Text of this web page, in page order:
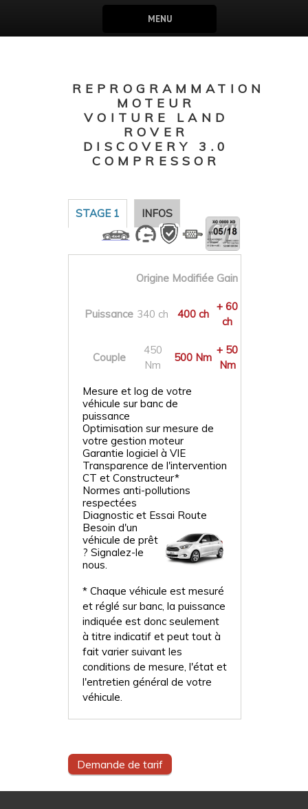
MENU
REPROGRAMMATION
MOTEUR
VOITURE LAND
ROVER
DISCOVERY 3.0
COMPRESSOR
STAGE 1 INFOS
Origine Modifiée Gain
Puissance 340 ch 400 ch
+ 60
ch
Couple
450
Nm
500 Nm
+ 50
Nm
Mesure et log de votre
véhicule sur banc de
puissance
Optimisation sur mesure de
votre gestion moteur
Garantie logiciel à VIE
Transparence de l'intervention
CT et Constructeur*
Normes anti-pollutions
respectées
Diagnostic et Essai Route
Besoin d'un
véhicule de prêt
? Signalez-le
nous.
* Chaque véhicule est mesuré
et réglé sur banc, la puissance
indiquée est donc seulement
à titre indicatif et peut tout à
fait varier suivant les
conditions de mesure, l'état et
l'entretien général de votre
véhicule.
Demande de tarif